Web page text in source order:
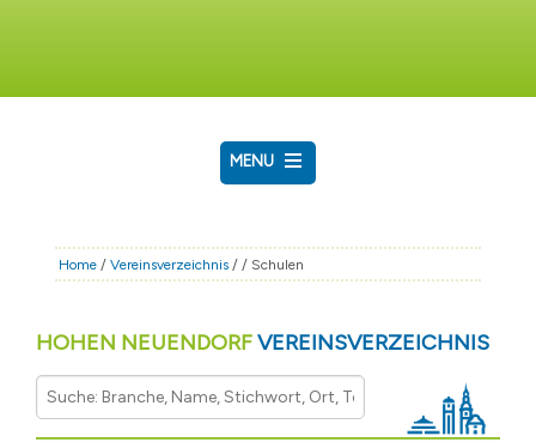
MENU
Home /Vereinsverzeichnis / / Schulen
HOHEN NEUENDORFVEREINSVERZEICHNIS